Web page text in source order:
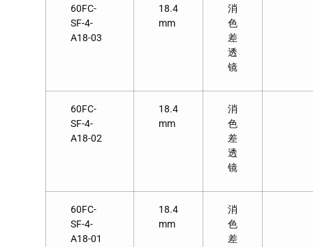
60FC-
SF-4-
A18-03
18.4
mm
消
色
差
透
镜
60FC-
SF-4-
A18-02
18.4
mm
消
色
差
透
镜
60FC-
SF-4-
A18-01
18.4
mm
消
色
差